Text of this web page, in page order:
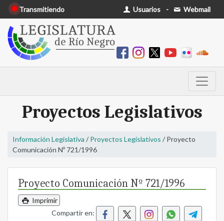
Transmitiendo Usuarios - Webmail
Proyectos Legislativos
Información Legislativa / Proyectos Legislativos / Proyecto
Comunicación Nº 721/1996
Proyecto Comunicación Nº 721/1996
Imprimir
Compartir en: